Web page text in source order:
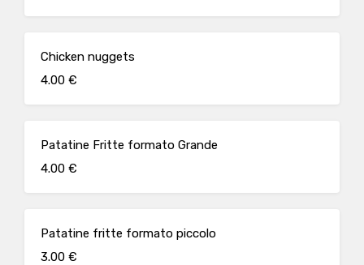
Chicken nuggets
4.00 €
Patatine Fritte formato Grande
4.00 €
Patatine fritte formato piccolo
3.00 €